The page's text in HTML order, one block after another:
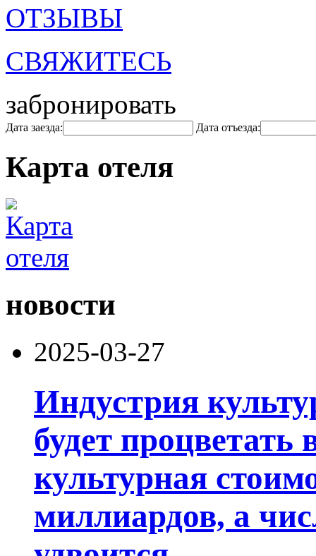
ОТЗЫВЫ
СВЯЖИТЕСЬ
забронировать
Дата заезда: Дата отъезда:
Карта отеля
новости
2025-03-27
Индустрия
будет процветать
культурная
миллиардов, а